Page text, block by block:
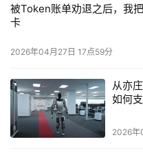
被Token账单劝退之后，我
卡
2026年04月27日 17点59分
从亦
如何
2026年